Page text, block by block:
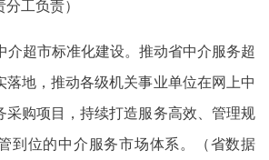
工负责）
超市标准化建设。推动省中介服务超
地，推动各级机关事业单位在网上中
采购项目，持续打造服务高效、管理规
到位的中介服务市场体系。（省数据